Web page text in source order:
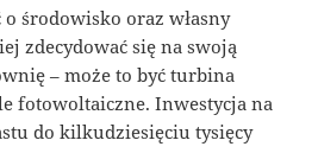
o środowisko oraz własny
zdecydować się na swoją
– może to być turbina
fotowoltaiczne. Inwestycja na
do kilkudziesięciu tysięcy